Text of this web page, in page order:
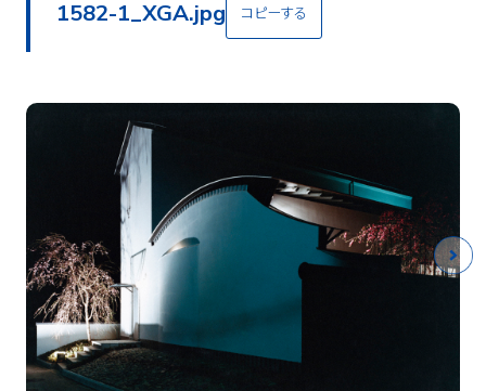
1582-2_XGA.jpg コピーする